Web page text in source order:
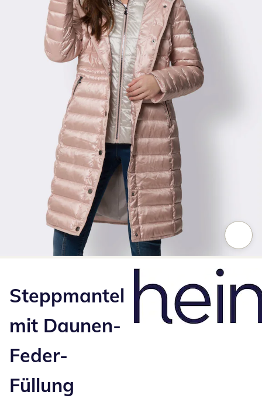
Steppmantel
mit Daunen-
Feder-
Füllung